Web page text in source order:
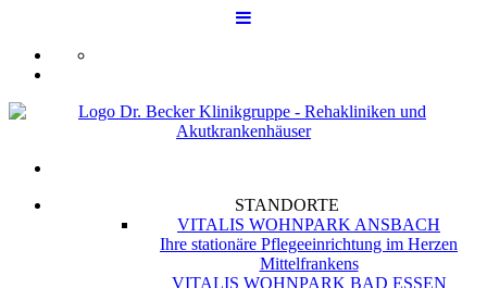
STANDORTE
VITALIS WOHNPARK ANSBACH
Ihre stationäre Pflegeeinrichtung im Herzen
Mittelfrankens
VITALIS WOHNPARK BAD ESSEN